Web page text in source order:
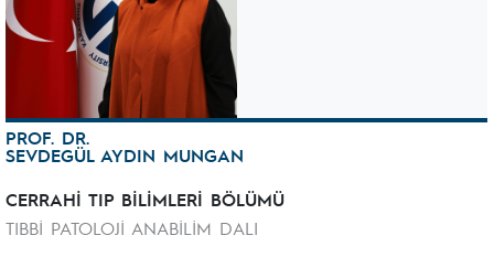
PROF. DR.
SEVDEGÜL AYDIN MUNGAN
CERRAHİ TIP BİLİMLERİ BÖLÜMÜ
TIBBİ PATOLOJİ ANABİLİM DALI